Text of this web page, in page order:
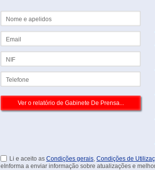
Li e aceito as Condições gerais, Condições de
eInforma a enviar informação sobre atualizações e